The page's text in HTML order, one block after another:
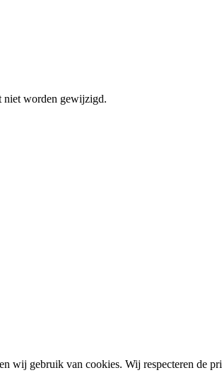
niet worden gewijzigd.
wij gebruik van cookies. Wij respecteren de